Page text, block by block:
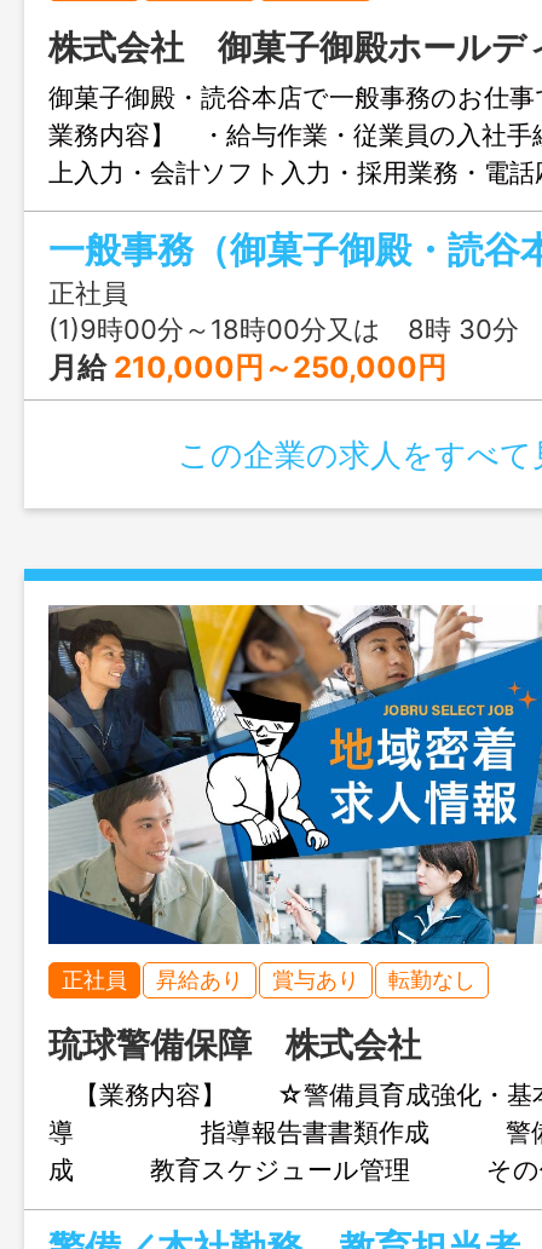
株式会社 御菓子御殿ホールデ
御菓子御殿・読谷本店で一般事務のお仕
業務内容】 ・給与作業・従業員の入社手
上入力・会計ソフト入力・採用業務・電
サポート 経理の経験がある方大歓
更範囲：事業所の定める業務」
一般事務（御菓子御殿・読谷
正社員
(1)9時00分～18時00分又は 8時 30分 ～ 17時 30
月給 210,000円～250,000円
この企業の求人をすべて
正社員 昇給あり 賞与あり 転勤なし
琉球警備保障 株式会社
【業務内容】 ☆警備員育成強化・基
導 指導報告書書類作成 警備報
成 教育スケジュール管理 その他
成 変更範囲：変更なし